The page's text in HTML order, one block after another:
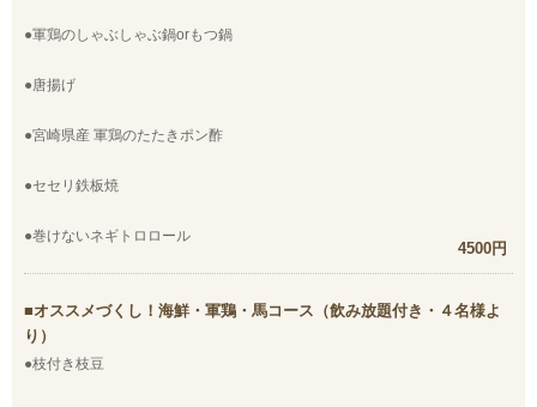
●軍鶏のしゃぶしゃぶ鍋orもつ鍋
●唐揚げ
●宮崎県産 軍鶏のたたきポン酢
●セセリ鉄板焼
●巻けないネギトロロール
4500円
オススメづくし！海鮮・軍鶏・馬コース（飲み放題付き・４名様よ
り）
●枝付き枝豆